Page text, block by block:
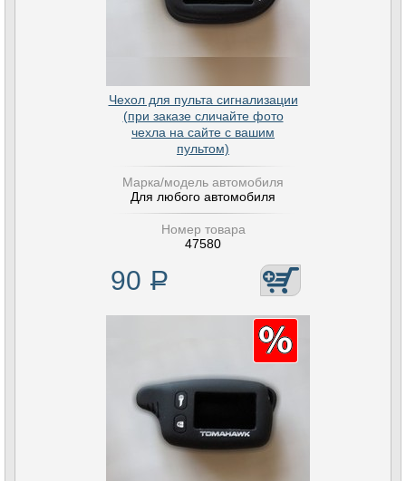
Чехол для пульта сигнализации
(при заказе сличайте фото
чехла на сайте с вашим
пультом)
Марка/модель автомобиля
Для любого автомобиля
Номер товара
47580
90 Р